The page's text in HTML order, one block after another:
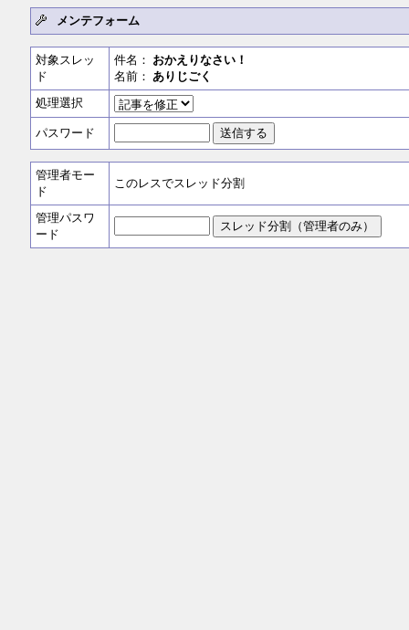
メンテフォーム
対象スレッ
ド
件名： おかえりなさい！
名前： ありじごく
処理選択
パスワード
管理者モー
ド
このレスでスレッド分割
管理パスワ
ード